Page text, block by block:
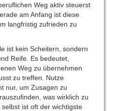
Weg aktiv steuerst
am Anfang ist diese
langfristig zufrieden zu
ist kein Scheitern, sondern
Reife. Es bedeutet,
Weg zu übernehmen
zu treffen. Nutze
nur, um Zusagen zu
was wirklich zu
ist oft der wichtigste